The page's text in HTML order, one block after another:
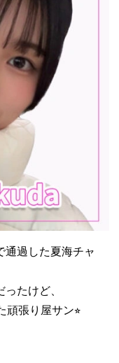
通過した夏海チャ
たけど、
張り屋サン⭐︎